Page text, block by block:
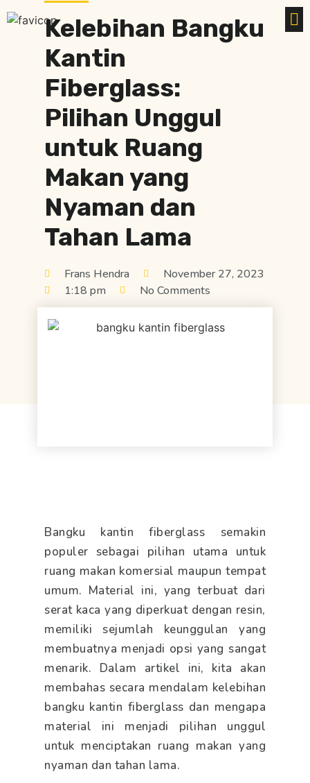
Kelebihan Bangku
Kantin
Fiberglass:
Pilihan Unggul
untuk Ruang
Makan yang
Nyaman dan
Tahan Lama
Frans Hendra
November 27, 2023
1:18 pm
No Comments
Meja Kantin Fiberglass
Bangku kantin fiberglass semakin
populer sebagai pilihan utama untuk
ruang makan komersial maupun tempat
umum. Material ini, yang terbuat dari
serat kaca yang diperkuat dengan resin,
memiliki sejumlah keunggulan yang
membuatnya menjadi opsi yang sangat
menarik. Dalam artikel ini, kita akan
membahas secara mendalam kelebihan
bangku kantin fiberglass dan mengapa
material ini menjadi pilihan unggul
untuk menciptakan ruang makan yang
nyaman dan tahan lama.